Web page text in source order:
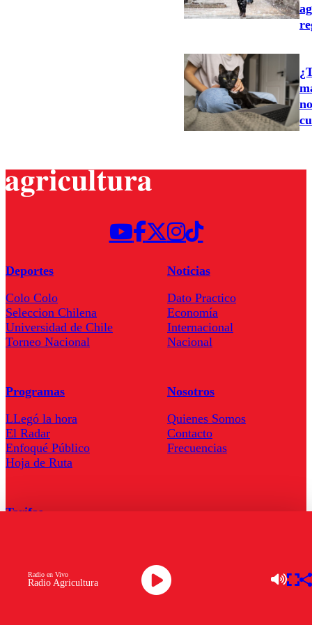
Radio Agricultura
Radio en Vivo
Deportes
Colo Colo
Seleccion Chilena
Universidad de Chile
Torneo Nacional
Noticias
Dato Practico
Economía
Internacional
Nacional
Programas
LLegó la hora
El Radar
Enfoqué Público
Hoja de Ruta
Nosotros
Quienes Somos
Contacto
Frecuencias
Tarifas